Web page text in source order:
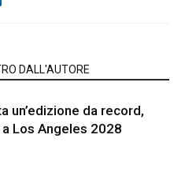
DALL'AUTORE
un’edizione da record,
Los Angeles 2028